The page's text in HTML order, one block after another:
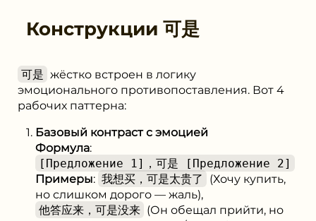
Конструкции 可是
可是 жёстко встроен в логику
эмоционального противопоставления. Вот 4
рабочих паттерна:
Базовый контраст с эмоцией
Формула:
[Предложение 1]，可是 [Предложение 2]
Примеры: 我想买，可是太贵了
(Хочу купить,
но слишком дорого — жаль),
他答应来，可是没来 (Он обещал прийти, но